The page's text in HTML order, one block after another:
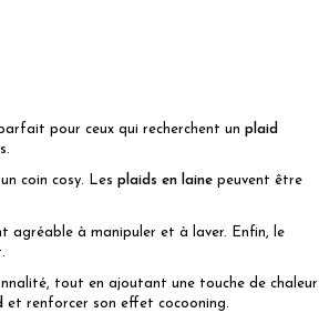
pour ceux qui recherchent un plaid
coin cosy. Les plaids en laine peuvent être
à manipuler et à laver. Enfin, le
tout en ajoutant une touche de chaleur
et renforcer son effet cocooning.